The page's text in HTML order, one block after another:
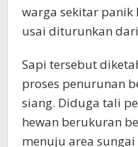
warga sekitar
usai diturunkan
Sapi tersebut
proses penurunan
siang. Diduga tali
hewan berukuran
menuju area sungai